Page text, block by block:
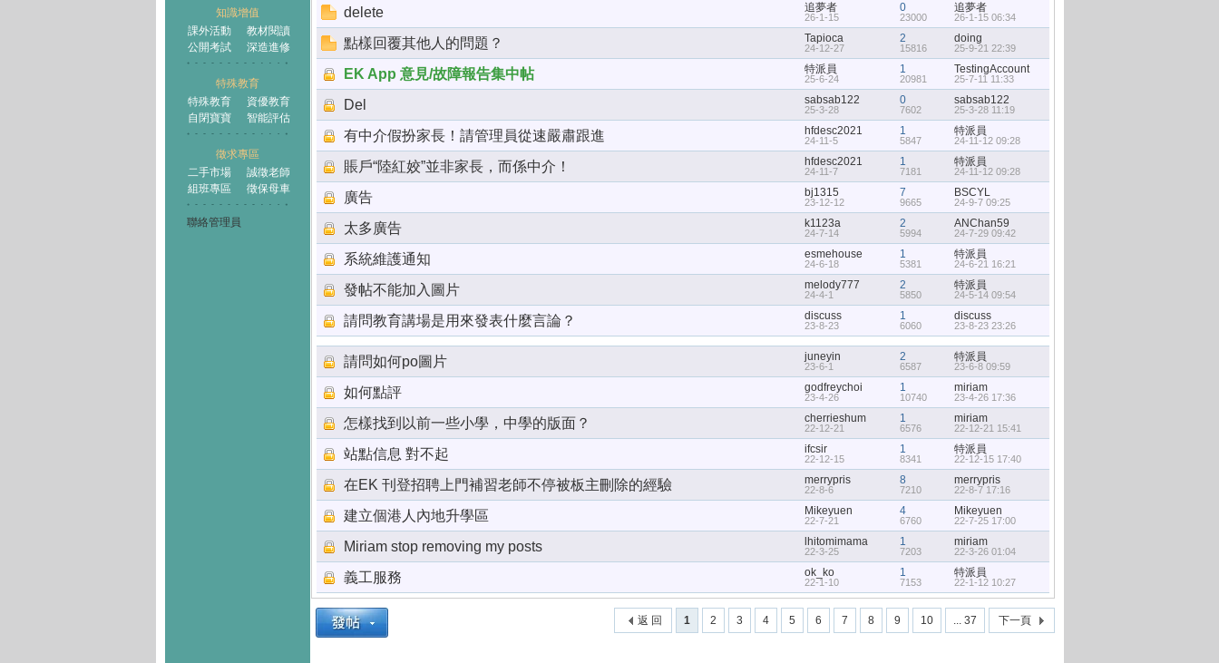
知識增值
課外活動
教材閱讀
公開考試
深造進修
特殊教育
特殊教育
資優教育
自閉寶寶
智能評估
徵求專區
二手市場
誠徵老師
組班專區
徵保母車
聯絡管理員
delete 追夢者
26-1-15
0
23000
追夢者
26-1-15 06:34
點樣回覆其他人的問題？ Tapioca
24-12-27
2
15816
doing
25-9-21 22:39
EK App 意見/故障報告集中帖 特派員
25-6-24
1
20981
TestingAccount
25-7-11 11:33
Del sabsab122
25-3-28
0
7602
sabsab122
25-3-28 11:19
有中介假扮家長！請管理員從速嚴肅跟進 hfdesc2021
24-11-5
1
5847
特派員
24-11-12 09:28
賬戶“陸紅姣”並非家長，而係中介！ hfdesc2021
24-11-7
1
7181
特派員
24-11-12 09:28
廣告 bj1315
23-12-12
7
9665
BSCYL
24-9-7 09:25
太多廣告 k1123a
24-7-14
2
5994
ANChan59
24-7-29 09:42
系統維護通知 esmehouse
24-6-18
1
5381
特派員
24-6-21 16:21
發帖不能加入圖片 melody777
24-4-1
2
5850
特派員
24-5-14 09:54
請問教育講場是用來發表什麼言論？ discuss
23-8-23
1
6060
discuss
23-8-23 23:26
請問如何po圖片 juneyin
23-6-1
2
6587
特派員
23-6-8 09:59
如何點評 godfreychoi
23-4-26
1
10740
miriam
23-4-26 17:36
怎樣找到以前一些小學，中學的版面？ cherrieshum
22-12-21
1
6576
miriam
22-12-21 15:41
站點信息 對不起 ifcsir
22-12-15
1
8341
特派員
22-12-15 17:40
在EK 刊登招聘上門補習老師不停被板主刪除的經驗 merrypris
22-8-6
8
7210
merrypris
22-8-7 17:16
建立個港人內地升學區 Mikeyuen
22-7-21
4
6760
Mikeyuen
22-7-25 17:00
Miriam stop removing my posts lhitomimama
22-3-25
1
7203
miriam
22-3-26 01:04
義工服務 ok_ko
22-1-10
1
7153
特派員
22-1-12 10:27
1 2 3 4 5 6 7 8 9 10 ... 37 下一頁
返 回